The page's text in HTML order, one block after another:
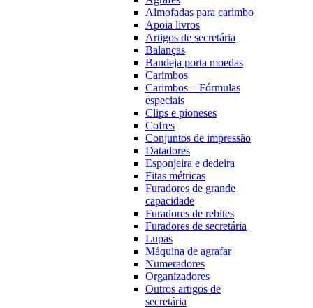
Almofadas para carimbo
Apoia livros
Artigos de secretária
Balanças
Bandeja porta moedas
Carimbos
Carimbos – Fórmulas
especiais
Clips e pioneses
Cofres
Conjuntos de impressão
Datadores
Esponjeira e dedeira
Fitas métricas
Furadores de grande
capacidade
Furadores de rebites
Furadores de secretária
Lupas
Máquina de agrafar
Numeradores
Organizadores
Outros artigos de
secretária